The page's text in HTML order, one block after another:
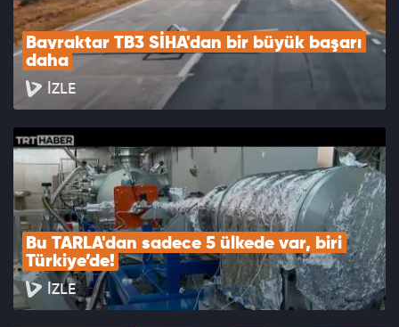
Bayraktar TB3 SİHA'dan bir büyük başarı
daha
İZLE
Bu TARLA'dan sadece 5 ülkede var, biri
Türkiye’de!
İZLE